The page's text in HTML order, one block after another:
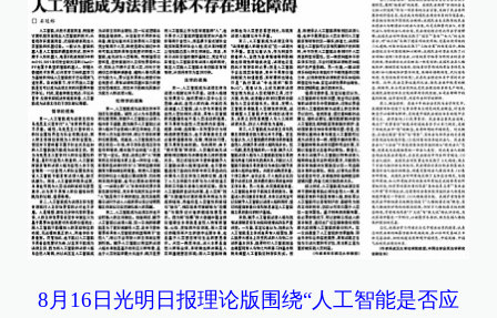
8月16日光明日报理论版围绕“人工智能是否应